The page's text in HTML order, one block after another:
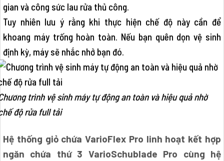
gian và công sức lau rửa thủ công.
Tuy nhiên lưu ý rằng khi thực hiện chế độ này cần để
khoang máy trống hoàn toàn. Nếu bạn quên dọn vệ sinh
định kỳ, máy sẽ nhắc nhở bạn đó.
trình vệ sinh máy tự động an toàn và hiệu quả nhờ
độ rửa full tải
Hệ thống giỏ chứa VarioFlex Pro linh hoạt kết hợp
ngăn chứa thứ 3 VarioSchublade Pro cùng hệ